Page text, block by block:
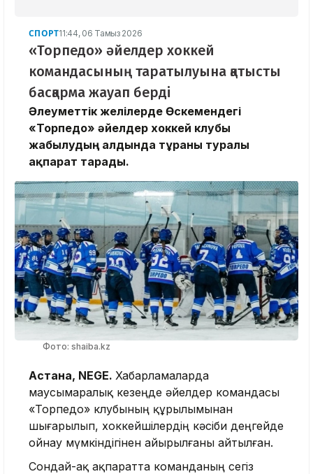
СПОРТ11:44, 06 Тамыз 2026
«Торпедо» әйелдер хоккей
командасының таратылуына қатысты
басқарма жауап берді
Әлеуметтік желілерде Өскемендегі
«Торпедо» әйелдер хоккей клубы
жабылудың алдында тұрғаны туралы
ақпарат тарады.
Фото: shaiba.kz
Астана, NEGE. Хабарламаларда
маусымаралық кезеңде әйелдер командасы
«Торпедо» клубының құрылымынан
шығарылып, хоккейшілердің кәсіби деңгейде
ойнау мүмкіндігінен айырылғаны айтылған.
Сондай-ақ ақпаратта команданың сегіз